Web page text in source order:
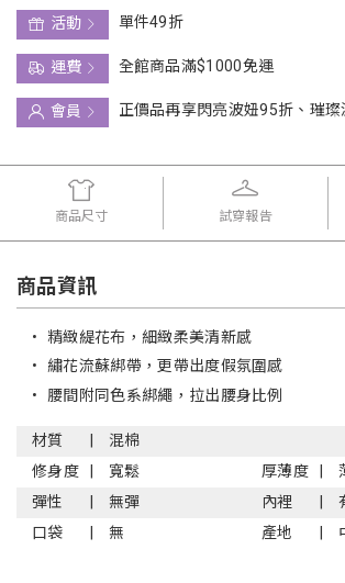
活動
單件49折
運費
全館商品滿$1000免運
會員
正價品再享閃亮波妞95折、璀
商品尺寸 試穿報告
商品資訊
• 精緻緹花布，細緻柔美清新感
• 繡花流蘇綁帶，更帶出度假氛圍感
• 腰間附同色系綁繩，拉出腰身比例
材質
混棉
修身度
寬鬆 厚薄度
彈性
無彈 內裡
口袋
無 產地